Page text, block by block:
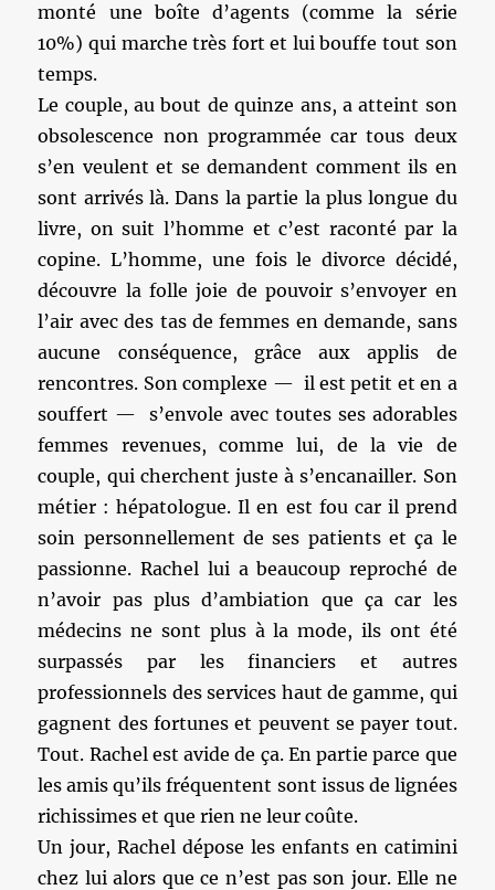
monté une boîte d’agents (comme la série
10%) qui marche très fort et lui bouffe tout son
temps.
Le couple, au bout de quinze ans, a atteint son
obsolescence non programmée car tous deux
s’en veulent et se demandent comment ils en
sont arrivés là. Dans la partie la plus longue du
livre, on suit l’homme et c’est raconté par la
copine. L’homme, une fois le divorce décidé,
découvre la folle joie de pouvoir s’envoyer en
l’air avec des tas de femmes en demande, sans
aucune conséquence, grâce aux applis de
rencontres. Son complexe — il est petit et en a
souffert — s’envole avec toutes ses adorables
femmes revenues, comme lui, de la vie de
couple, qui cherchent juste à s’encanailler. Son
métier : hépatologue. Il en est fou car il prend
soin personnellement de ses patients et ça le
passionne. Rachel lui a beaucoup reproché de
n’avoir pas plus d’ambiation que ça car les
médecins ne sont plus à la mode, ils ont été
surpassés par les financiers et autres
professionnels des services haut de gamme, qui
gagnent des fortunes et peuvent se payer tout.
Tout. Rachel est avide de ça. En partie parce que
les amis qu’ils fréquentent sont issus de lignées
richissimes et que rien ne leur coûte.
Un jour, Rachel dépose les enfants en catimini
chez lui alors que ce n’est pas son jour. Elle ne